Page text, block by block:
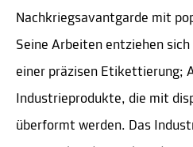
Nachkriegsavantgarde mit
Seine Arbeiten entziehen
einer präzisen Etikettierung;
Industrieprodukte, die mit
überformt werden. Das